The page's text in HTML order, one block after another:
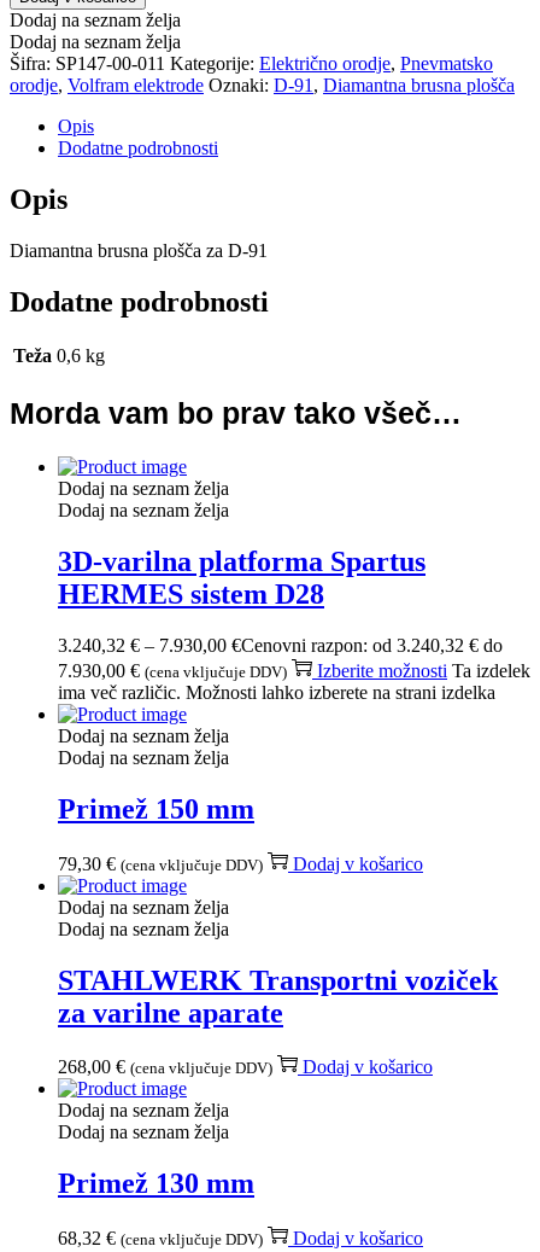
Dodaj na seznam želja
Dodaj na seznam želja
Šifra: SP147-00-011 Kategorije: Električno orodje, Pnevmatsko
orodje, Volfram elektrode Oznaki: D-91 , Diamantna brusna plošča
Opis
Dodatne podrobnosti
Opis
Diamantna brusna plošča za D-91
Dodatne podrobnosti
Teža 0,6 kg
Morda vam bo prav tako všeč…
Dodaj na seznam želja
Dodaj na seznam želja
3D-varilna platforma Spartus
HERMES sistem D28
3.240,32 € – 7.930,00 €Cenovni razpon: od 3.240,32 € do
7.930,00 € (cena vključuje DDV) Izberite možnosti Ta izdelek
ima več različic. Možnosti lahko izberete na strani izdelka
Dodaj na seznam želja
Dodaj na seznam želja
Primež 150 mm
79,30 € (cena vključuje DDV) Dodaj v košarico
Dodaj na seznam želja
Dodaj na seznam želja
STAHLWERK Transportni voziček
za varilne aparate
268,00 € (cena vključuje DDV) Dodaj v košarico
Dodaj na seznam želja
Dodaj na seznam želja
Primež 130 mm
68,32 € (cena vključuje DDV) Dodaj v košarico